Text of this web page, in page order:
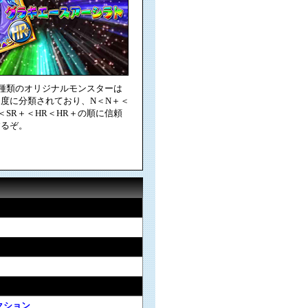
類のオリジナルモンスターは
に分類されており、N＜N＋＜
SR＋＜HR＜HR＋の順に信頼
ぞ。
ション